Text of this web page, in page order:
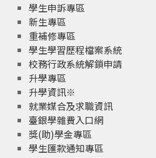
學生申訴專區
新生專區
重補修專區
學生學習歷程檔案系統
校務行政系統解鎖申請
升學專區
升學資訊※
就業媒合及求職資訊
臺銀學雜費入口網
獎(助)學金專區
學生匯款通知專區